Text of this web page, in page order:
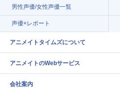
男性声優/女性声優一覧
声優×レポート
アニメイトタイムズについて
アニメイトのWebサービス
会社案内